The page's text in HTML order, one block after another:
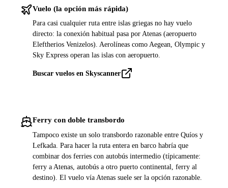
Vuelo (la opción más rápida)
Para casi cualquier ruta entre islas griegas no hay vuelo
directo: la conexión habitual pasa por Atenas (aeropuerto
Eleftherios Venizelos). Aerolíneas como Aegean, Olympic y
Sky Express operan las islas con aeropuerto.
Buscar vuelos en Skyscanner
Ferry con doble transbordo
Tampoco existe un solo transbordo razonable entre Quíos y
Lefkada. Para hacer la ruta entera en barco habría que
combinar dos ferries con autobús intermedio (típicamente:
ferry a Atenas, autobús a otro puerto continental, ferry al
destino). El vuelo vía Atenas suele ser la opción razonable.